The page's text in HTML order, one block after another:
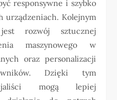
responsywne i szybko
urządzeniach. Kolejnym
rozwój sztucznej
maszynowego w
oraz personalizacji
Dzięki tym
mogą lepiej